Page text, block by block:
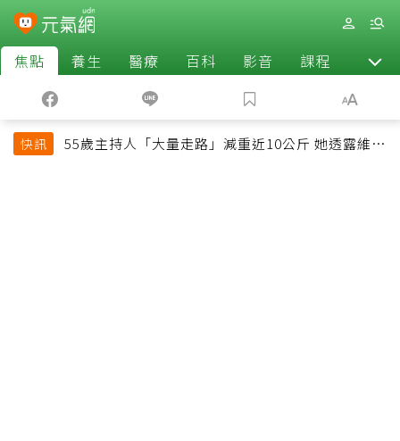
焦點 養生 醫療 百科 影音 課程 退休
快訊
55歲主持人「大量走路」減重近10公斤 她透露維持